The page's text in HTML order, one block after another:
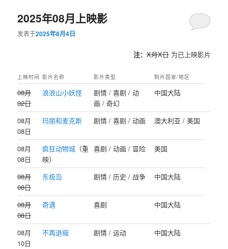
2025年08月上映影
发表于2025年8月4日
注： X月X日为已上映影片
上映时间 影片名称 影片类型 制片国家/地区
08月
02日
浪浪山小妖怪
剧情 / 喜剧 / 动
画 / 奇幻
中国大陆
08月
08日
玛丽和麦克斯 剧情 / 喜剧 / 动画 澳大利亚 / 美国
08月
08日
疯狂动物城 （重
映）
喜剧 / 动画 / 冒险 美国
08月
08日
东极岛 剧情 / 历史 / 战争 中国大陆
08月
08日
奇遇 喜剧 中国大陆
08月
10日
不再退缩 剧情 / 运动 中国大陆